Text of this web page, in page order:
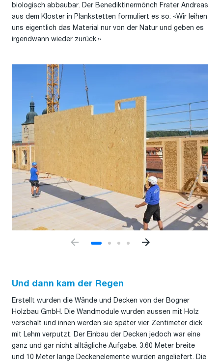
biologisch abbaubar. Der Benediktinermönch Frater Andreas
aus dem Kloster in Plankstetten formuliert es so: «Wir leihen
uns eigentlich das Material nur von der Natur und geben es
irgendwann wieder zurück.»
Und dann kam der Regen
Erstellt wurden die Wände und Decken von der Bogner
Holzbau GmbH. Die Wandmodule wurden aussen mit Holz
verschalt und innen werden sie später vier Zentimeter dick
mit Lehm verputzt. Der Einbau der Decken jedoch war eine
ganz und gar nicht alltägliche Aufgabe. 3.60 Meter breite
und 10 Meter lange Deckenelemente wurden angeliefert. Die